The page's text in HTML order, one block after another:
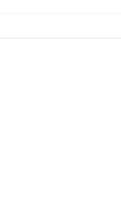
menubar=no,